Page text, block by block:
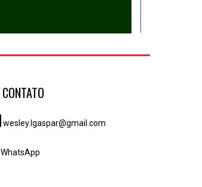
CONTATO
wesley.lgaspar@gmail.com
WhatsApp